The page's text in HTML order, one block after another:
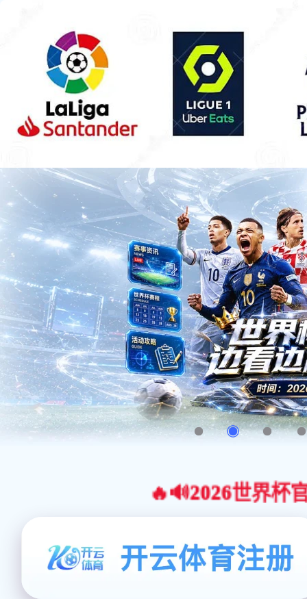
🔥🔊2026世界杯官网合